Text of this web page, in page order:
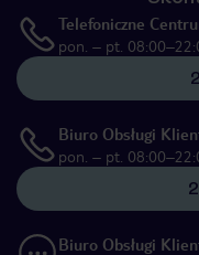
Telefoniczne
pon. – pt.
Biuro Obsługi
pon. – pt.
Biuro Obsługi